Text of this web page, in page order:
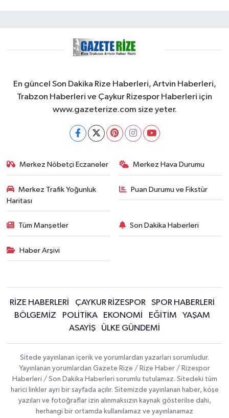
En güncel Son Dakika Rize Haberleri, Artvin Haberleri,
Trabzon Haberleri ve Çaykur Rizespor Haberleri için
www.gazeterize.com size yeter.
Merkez Nöbetçi Eczaneler Merkez Hava Durumu
Merkez Trafik Yoğunluk
Haritası
Puan Durumu ve Fikstür
Tüm Manşetler Son Dakika Haberleri
Haber Arşivi
RİZE HABERLERİ ÇAYKUR RİZESPOR
SPOR HABERLERİ
BÖLGEMİZ
POLİTİKA EKONOMİ EĞİTİM
YAŞAM
ASAYİŞ
ÜLKE GÜNDEMİ
Sitede yayınlanan içerik ve yorumlardan yazarları sorumludur.
Yayınlanan yorumlardan Gazete Rize / Rize Haber / Rizespor
Haberleri / Son Dakika Haberleri sorumlu tutulamaz. Sitedeki tüm
harici linkler ayrı bir sayfada açılır. Sitemizde yayınlanan haber, köşe
yazıları ve fotoğraflar izin alınmaksızın kaynak gösterilse dahi,
herhangi bir ortamda kullanılamaz ve yayınlanamaz